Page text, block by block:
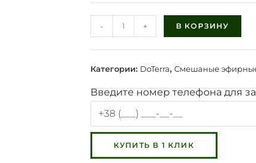
- + В КОРЗИНУ
Категории: DoTerra, Смешаные
Введите номер телефона для